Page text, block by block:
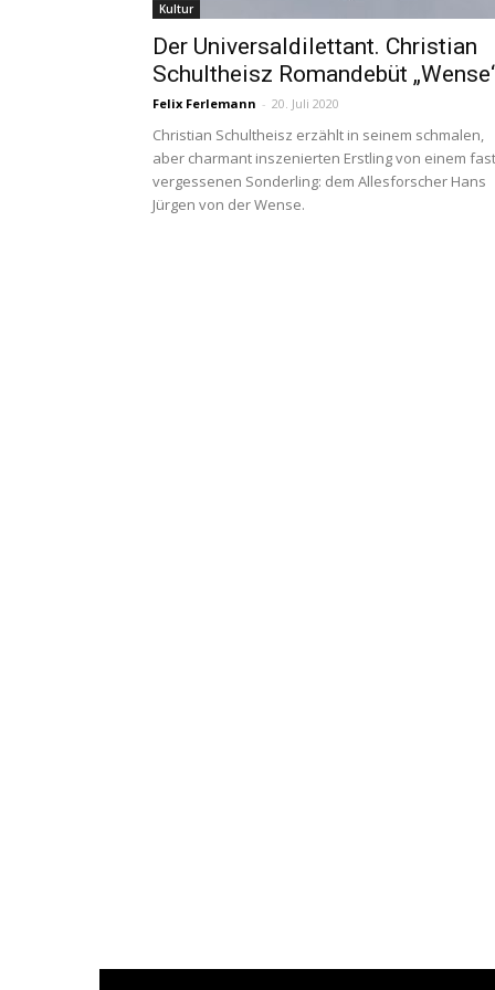
Kultur
Der Universaldilettant. Christian
Schultheisz Romandebüt
Felix Ferlemann - 20. Juli 2020
Christian Schultheisz erzählt in seinem schmalen,
aber charmant inszenierten Erstling von einem fast
vergessenen Sonderling: dem Allesforscher Hans
Jürgen von der Wense.